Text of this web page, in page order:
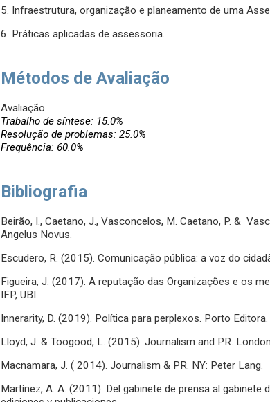
5. Infraestrutura, organização e planeamento de uma
6. Práticas aplicadas de assessoria.
Métodos de Avaliação
Avaliação
Trabalho de síntese: 15.0%
Resolução de problemas: 25.0%
Frequência: 60.0%
Bibliografia
Beirão, I., Caetano, J., Vasconcelos, M. Caetano, P. &
Angelus Novus.
Escudero, R. (2015). Comunicação pública: a voz do
Figueira, J. (2017). A reputação das Organizações e os
IFP, UBI.
Innerarity, D. (2019). Política para perplexos. Porto Editora.
Lloyd, J. & Toogood, L. (2015). Journalism and PR.
Macnamara, J. ( 2014). Journalism & PR. NY: Peter Lang.
Martínez, A. A. (2011). Del gabinete de prensa al gabinete